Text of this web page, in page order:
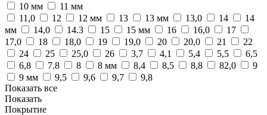
10 мм
11 мм
11,0
12 12 мм 13 13 мм 13,0 14
14
мм
14,0 14.3 15 15 мм 16 16,0
17
17,0
18 18,0 19 19,0 20 20,0 21
22
24
25 25,0 26 3,7 4,1 5,4 5,5
6,5
6,8
7.8 8 8 мм 8,4 8,5 8,8 82,0
9
9 мм
9,5 9,6 9,7
9,8
Показать все
Показать
Покрытие